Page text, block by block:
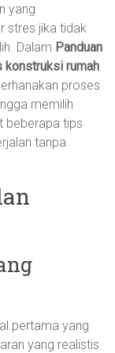
yang
stres jika tidak
Dalam Panduan
konstruksi rumah
proses
memilih
beberapa tips
tanpa
pertama yang
yang realistis